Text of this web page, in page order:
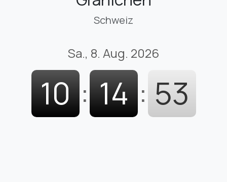
Schweiz
Sa., 8. Aug. 2026
10 : 14 : 54